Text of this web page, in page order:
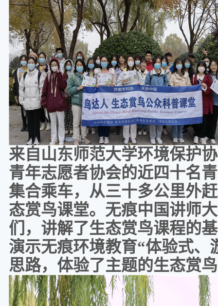
来自山东师范大学环境保护
青年志愿者协会的近四十名
集合乘车，从三十多公里外
态赏鸟课堂。无痕中国讲师
们，讲解了生态赏鸟课程的
演示无痕环境教育“体验式
思路，体验了主题的生态赏